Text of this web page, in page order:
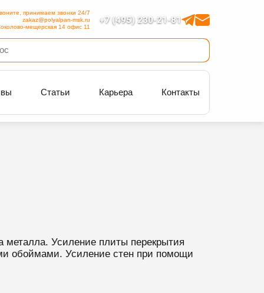
+7 (495) 230-21-81
принимаем звонки 24/7
zakaz@polyalpan-msk.ru
мещерская 14 офис 11
Статьи Карьера Контакты
металла. Усиление плиты перекрытия
обоймами. ⁠Усиление стен при помощи